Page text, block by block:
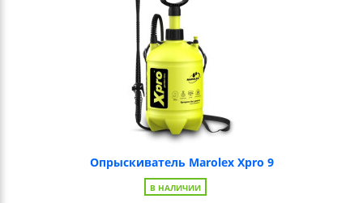
Опрыскиватель Marolex Xpro 9
В НАЛИЧИИ